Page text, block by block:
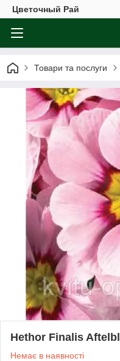
Цветочный Рай
Товари та послуги
Hethor Finalis
Немає в наявності